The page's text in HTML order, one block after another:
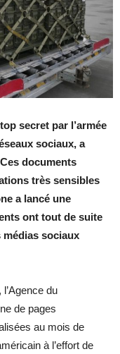
secret par l’armée
sociaux, a
documents
très sensibles
a lancé une
ont tout de suite
sociaux
du
de pages
au mois de
à l’effort de